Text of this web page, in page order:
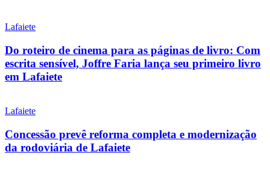
Lafaiete
Do roteiro de cinema para as páginas de livro: Com
escrita sensível, Joffre Faria lança seu primeiro livro
em Lafaiete
Lafaiete
Concessão prevê reforma completa e modernização
da rodoviária de Lafaiete